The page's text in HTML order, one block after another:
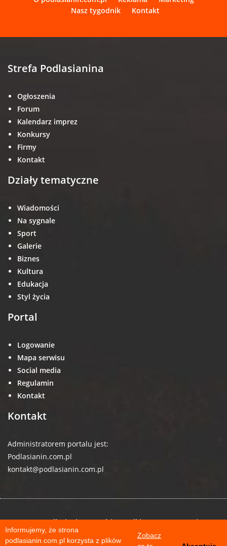
Informujemy, że strona
podlasianin.com.pl korzysta z plików
Zobacz
Nasz tygodnik
Kontakt
Strefa Podlasianina
Ogłoszenia
Forum
Kalendarz imprez
Konkursy
Firmy
Kontakt
Działy tematyczne
Wiadomości
Na sygnale
Sport
Galerie
Biznes
Kultura
Edukacja
Styl życia
Portal
Logowanie
Mapa serwisu
Social media
Regulamin
Kontakt
Kontakt
Administratorem portalu jest:
Podlasianin.com.pl
kontakt@podlasianin.com.pl
© 2026 podlasianin.com.pl | Wszelkie prawa zastrzeżone